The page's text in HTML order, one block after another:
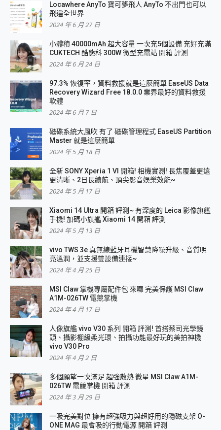
Locawhere AnyTo 寶可夢飛人 AnyTo 不出門也可以
飛遍全世界
2024 年 6 月 27 日
小體積 40000mAh 超大容量 一次充5個設備 充好充滿
CUKTECH 酷態科 300W 微型充電站 開箱 評測
2024 年 6 月 24 日
97.3% 恢復率，資料救援就是這麼簡單 EaseUS Data
Recovery Wizard Free 18.0.0 業界最好的資料救援
軟體
2024 年 6 月 7 日
磁碟系統大風吹 有了 磁碟管理程式 EaseUS Partition
Master 就是這麼簡單
2024 年 5 月 18 日
全新 SONY Xperia 1 VI 開箱! 相機實測! 長焦覆蓋更遠
更清晰、2日長續航、頂尖影音娛樂效能~
2024 年 5 月 17 日
Xiaomi 14 Ultra 開箱 評測~ 有深度的 Leica 影像旗艦
手機! 加碼小旗艦 Xiaomi 14 開箱 評測
2024 年 5 月 13 日
vivo TWS 3e 真無線藍牙耳機智慧降噪升級、音質明
亮溫潤，並支援雙設備連接~
2024 年 4 月 25 日
MSI Claw 掌機專屬配件包 來囉 完美保護 MSI Claw
A1M-026TW 電競掌機
2024 年 4 月 17 日
人像旗艦 vivo V30 系列 開箱 評測! 首搭蔡司光學鏡
頭、攝影棚級柔光環、拍攝功能最好玩的美拍神機
vivo V30 Pro
2024 年 4 月 2 日
多個願望一次滿足 超強散熱 微星 MSI Claw A1M-
026TW 電競掌機 開箱 評測
2024 年 3 月 29 日
一吸完美對位 擁有超強吸力與超好用的隱磁支架 O-
ONE MAG 最會吸的行動電源 開箱 評測